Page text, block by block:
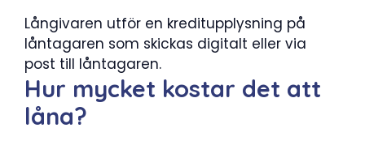
Långivaren utför en kreditupplysning på
låntagaren som skickas digitalt eller via
post till låntagaren.
Hur mycket kostar det att
låna?